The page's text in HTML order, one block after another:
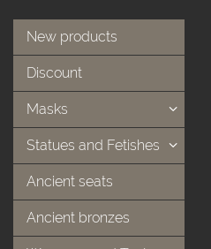
New products
Discount
Masks
Statues and Fetishes
Ancient seats
Ancient bronzes